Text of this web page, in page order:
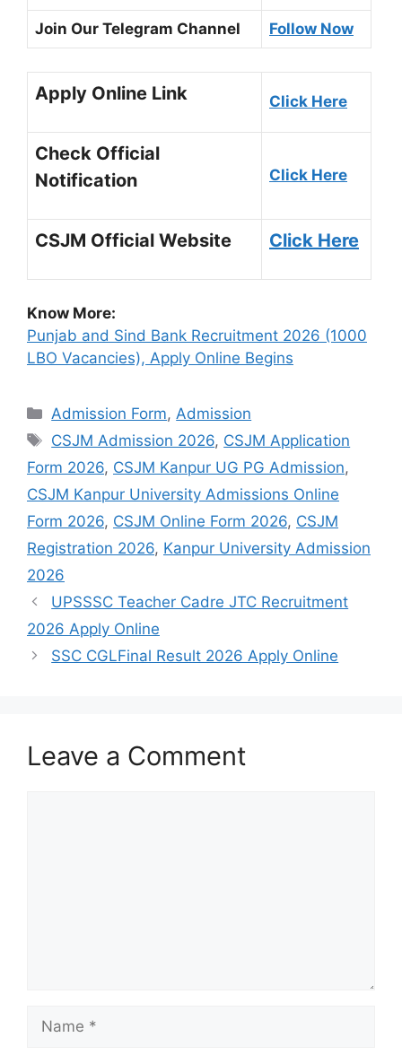
Join Our Telegram Channel Follow Now
Apply Online Link Click Here
Check Official
Notification
Click Here
CSJM Official Website Click Here
Know More:
Punjab and Sind Bank Recruitment 2026 (1000
LBO Vacancies), Apply Online Begins
Admission Form,Admission
CSJM Admission 2026, CSJM Application
Form 2026, CSJM Kanpur UG PG Admission,
CSJM Kanpur University Admissions Online
Form 2026, CSJM Online Form 2026, CSJM
Registration 2026, Kanpur University Admission
2026
UPSSSC Teacher Cadre JTC Recruitment
2026 Apply Online
SSC CGLFinal Result 2026 Apply Online
Leave a Comment